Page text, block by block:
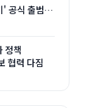
' 공식 출범…
정책
협력 다짐